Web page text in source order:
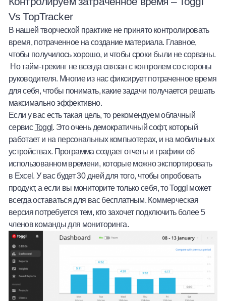
Vs TopTracker
В нашей творческой практике не принято контролировать
время, потраченное на создание материала. Главное,
чтобы получилось хорошо, и чтобы сроки были не сорваны.
Но тайм-трекинг не всегда связан с контролем со стороны
руководителя. Многие из нас фиксирует потраченное время
для себя, чтобы понимать, какие задачи получается решать
максимально эффективно.
Если у вас есть такая цель, то рекомендуем облачный
сервисToggl. Это очень демократичный софт, который
работает и на персональных компьютерах, и на мобильных
устройствах. Программа создает отчеты и графики об
использованном времени, которые можно экспортировать
в Excel. У вас будет 30 дней для того, чтобы опробовать
продукт, а если вы мониторите только себя, то Toggl может
всегда оставаться для вас бесплатным. Коммерческая
версия потребуется тем, кто захочет подключить более 5
членов команды для мониторинга.